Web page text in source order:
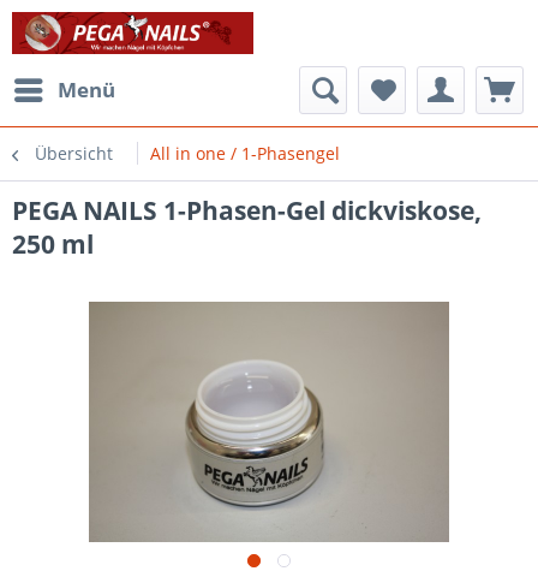
Menü
Übersicht All in one / 1-Phasengel
PEGA NAILS 1-Phasen-Gel dickviskose,
250 ml